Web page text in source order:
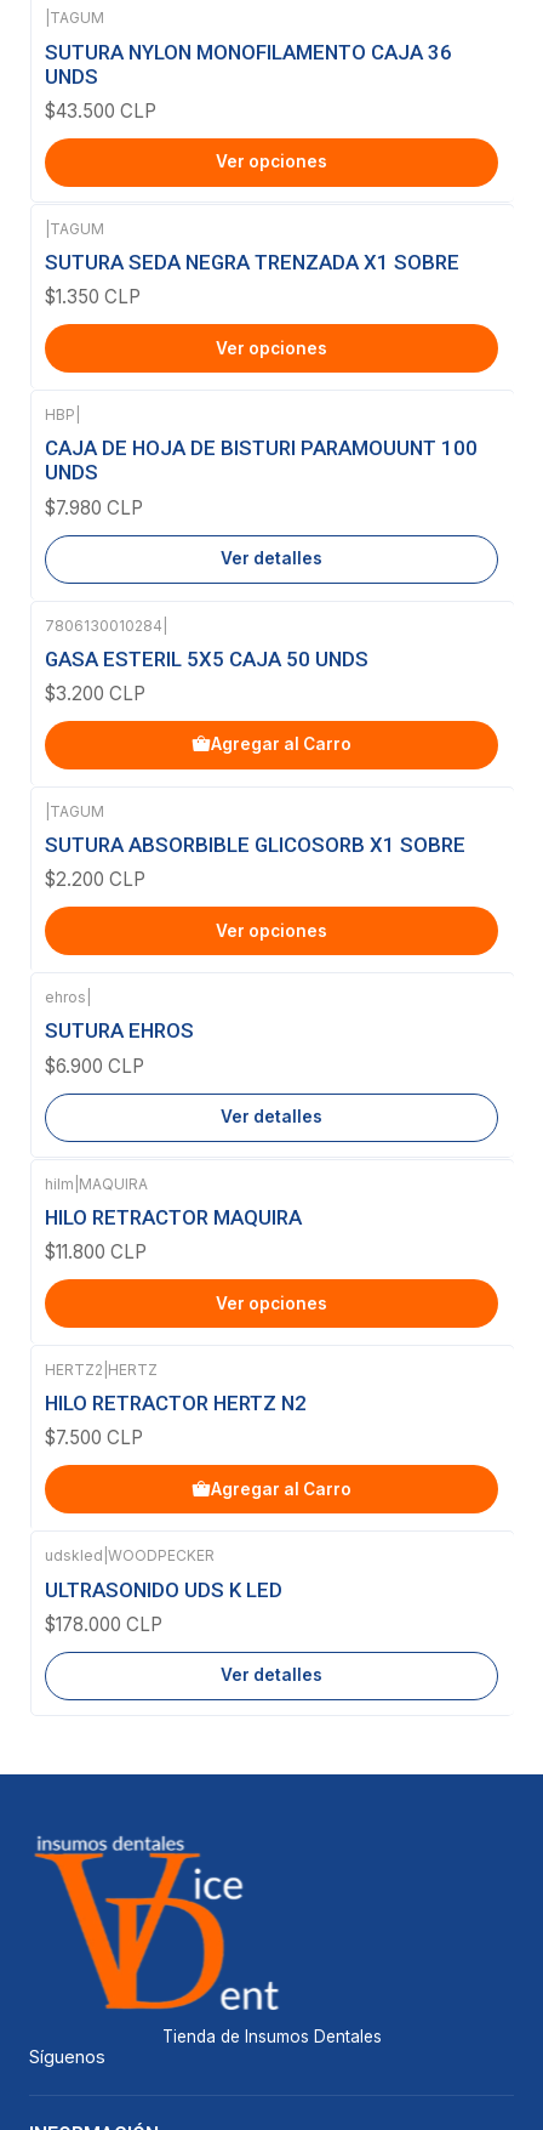
TAGUM
SUTURA NYLON MONOFILAMENTO CAJA 36
UNDS
$43.500 CLP
Ver opciones
TAGUM
SUTURA SEDA NEGRA TRENZADA X1 SOBRE
$1.350 CLP
Ver opciones
Agotado
HBP
CAJA DE HOJA DE BISTURI PARAMOUUNT 100
UNDS
$7.980 CLP
Ver detalles
7806130010284
GASA ESTERIL 5X5 CAJA 50 UNDS
$3.200 CLP
Agregar al Carro
TAGUM
SUTURA ABSORBIBLE GLICOSORB X1 SOBRE
$2.200 CLP
Ver opciones
Agotado
ehros
SUTURA EHROS
$6.900 CLP
Ver detalles
hilm MAQUIRA
HILO RETRACTOR MAQUIRA
$11.800 CLP
Ver opciones
HERTZ2 HERTZ
HILO RETRACTOR HERTZ N2
$7.500 CLP
Agregar al Carro
Agotado
udskled WOODPECKER
ULTRASONIDO UDS K LED
$178.000 CLP
Ver detalles
Tienda de Insumos Dentales
Síguenos